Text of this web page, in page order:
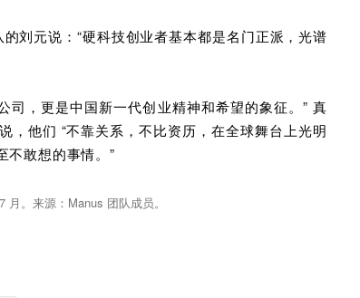
刘元说：“硬科技创业者基本都是名门正派，光谱
，更是中国新一代创业精神和希望的象征。” 真
，他们 “不靠关系，不比资历，在全球舞台上光明
不敢想的事情。”
。来源：Manus 团队成员。